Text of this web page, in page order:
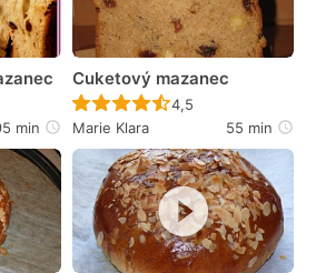
nebyl hodnocen
min
Cuketový mazanec
Recept ještě nebyl
4,5
Marie Klara
55 min